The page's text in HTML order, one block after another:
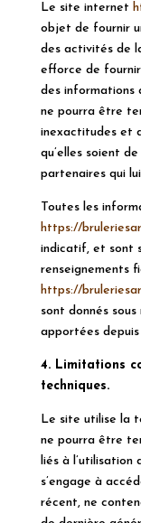
Le site internet
objet de fournir
des activités de
efforce de
des informations
ne pourra être
inexactitudes et
qu’elles soient
partenaires qui
Toutes les
https://
indicatif, et sont
renseignements
https://
sont donnés
apportées depuis
4. Limitations
techniques.
Le site utilise la
ne pourra être
liés à l’utilisation
s’engage à
récent, ne